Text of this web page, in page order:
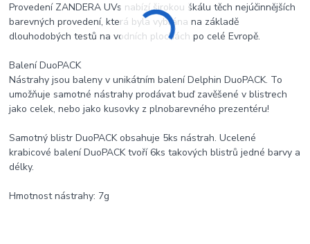
Provedení ZANDERA UVs nabízí širokou škálu těch nejúčinnějších
barevných provedení, která byla vybrána na základě
dlouhodobých testů na vodních plochách po celé Evropě.
Balení DuoPACK
Nástrahy jsou baleny v unikátním balení Delphin DuoPACK. To
umožňuje samotné nástrahy prodávat buď zavěšené v blistrech
jako celek, nebo jako kusovky z plnobarevného prezentéru!
Samotný blistr DuoPACK obsahuje 5ks nástrah. Ucelené
krabicové balení DuoPACK tvoří 6ks takových blistrů jedné barvy a
délky.
Hmotnost nástrahy: 7g